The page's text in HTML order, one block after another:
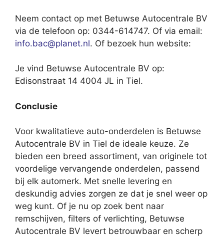
Neem contact op met Betuwse Autocentrale BV
via de telefoon op: 0344-614747. Of via email:
info.bac@planet.nl. Of bezoek hun website:
Je vind Betuwse Autocentrale BV op:
Edisonstraat 14 4004 JL in Tiel.
Conclusie
Voor kwalitatieve auto-onderdelen is Betuwse
Autocentrale BV in Tiel de ideale keuze. Ze
bieden een breed assortiment, van originele tot
voordelige vervangende onderdelen, passend
bij elk automerk. Met snelle levering en
deskundig advies zorgen ze dat je snel weer op
weg kunt. Of je nu op zoek bent naar
remschijven, filters of verlichting, Betuwse
Autocentrale BV levert betrouwbaar en scherp